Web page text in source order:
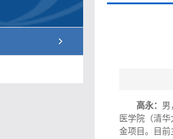
高永： 男
医学院（清
金项目。目前